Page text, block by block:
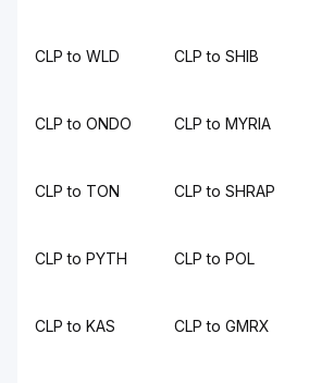
CLP to WLD CLP to SHIB
CLP to ONDO CLP to MYRIA
CLP to TON CLP to SHRAP
CLP to PYTH CLP to POL
CLP to KAS CLP to GMRX